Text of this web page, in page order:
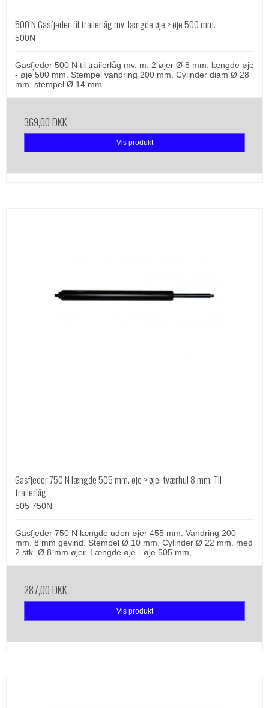
500 N Gasfjeder til trailerlåg mv. længde øje > øje 500 mm.
500N
Gasfjeder 500 N til trailerlåg mv. m. 2 øjer Ø 8 mm. længde øje
- øje 500 mm. Stempel vandring 200 mm. Cylinder diam Ø 28
mm, stempel Ø 14 mm.
369,00 DKK
Vis produkt
Gasfjeder 750 N længde 505 mm. øje > øje. tværhul 8 mm. Til
trailerlåg.
505 750N
Gasfjeder 750 N længde uden øjer 455 mm. Vandring 200
mm. 8 mm gevind. Stempel Ø 10 mm. Cylinder Ø 22 mm. med
2 stk. Ø 8 mm øjer. Længde øje - øje 505 mm,
287,00 DKK
Vis produkt